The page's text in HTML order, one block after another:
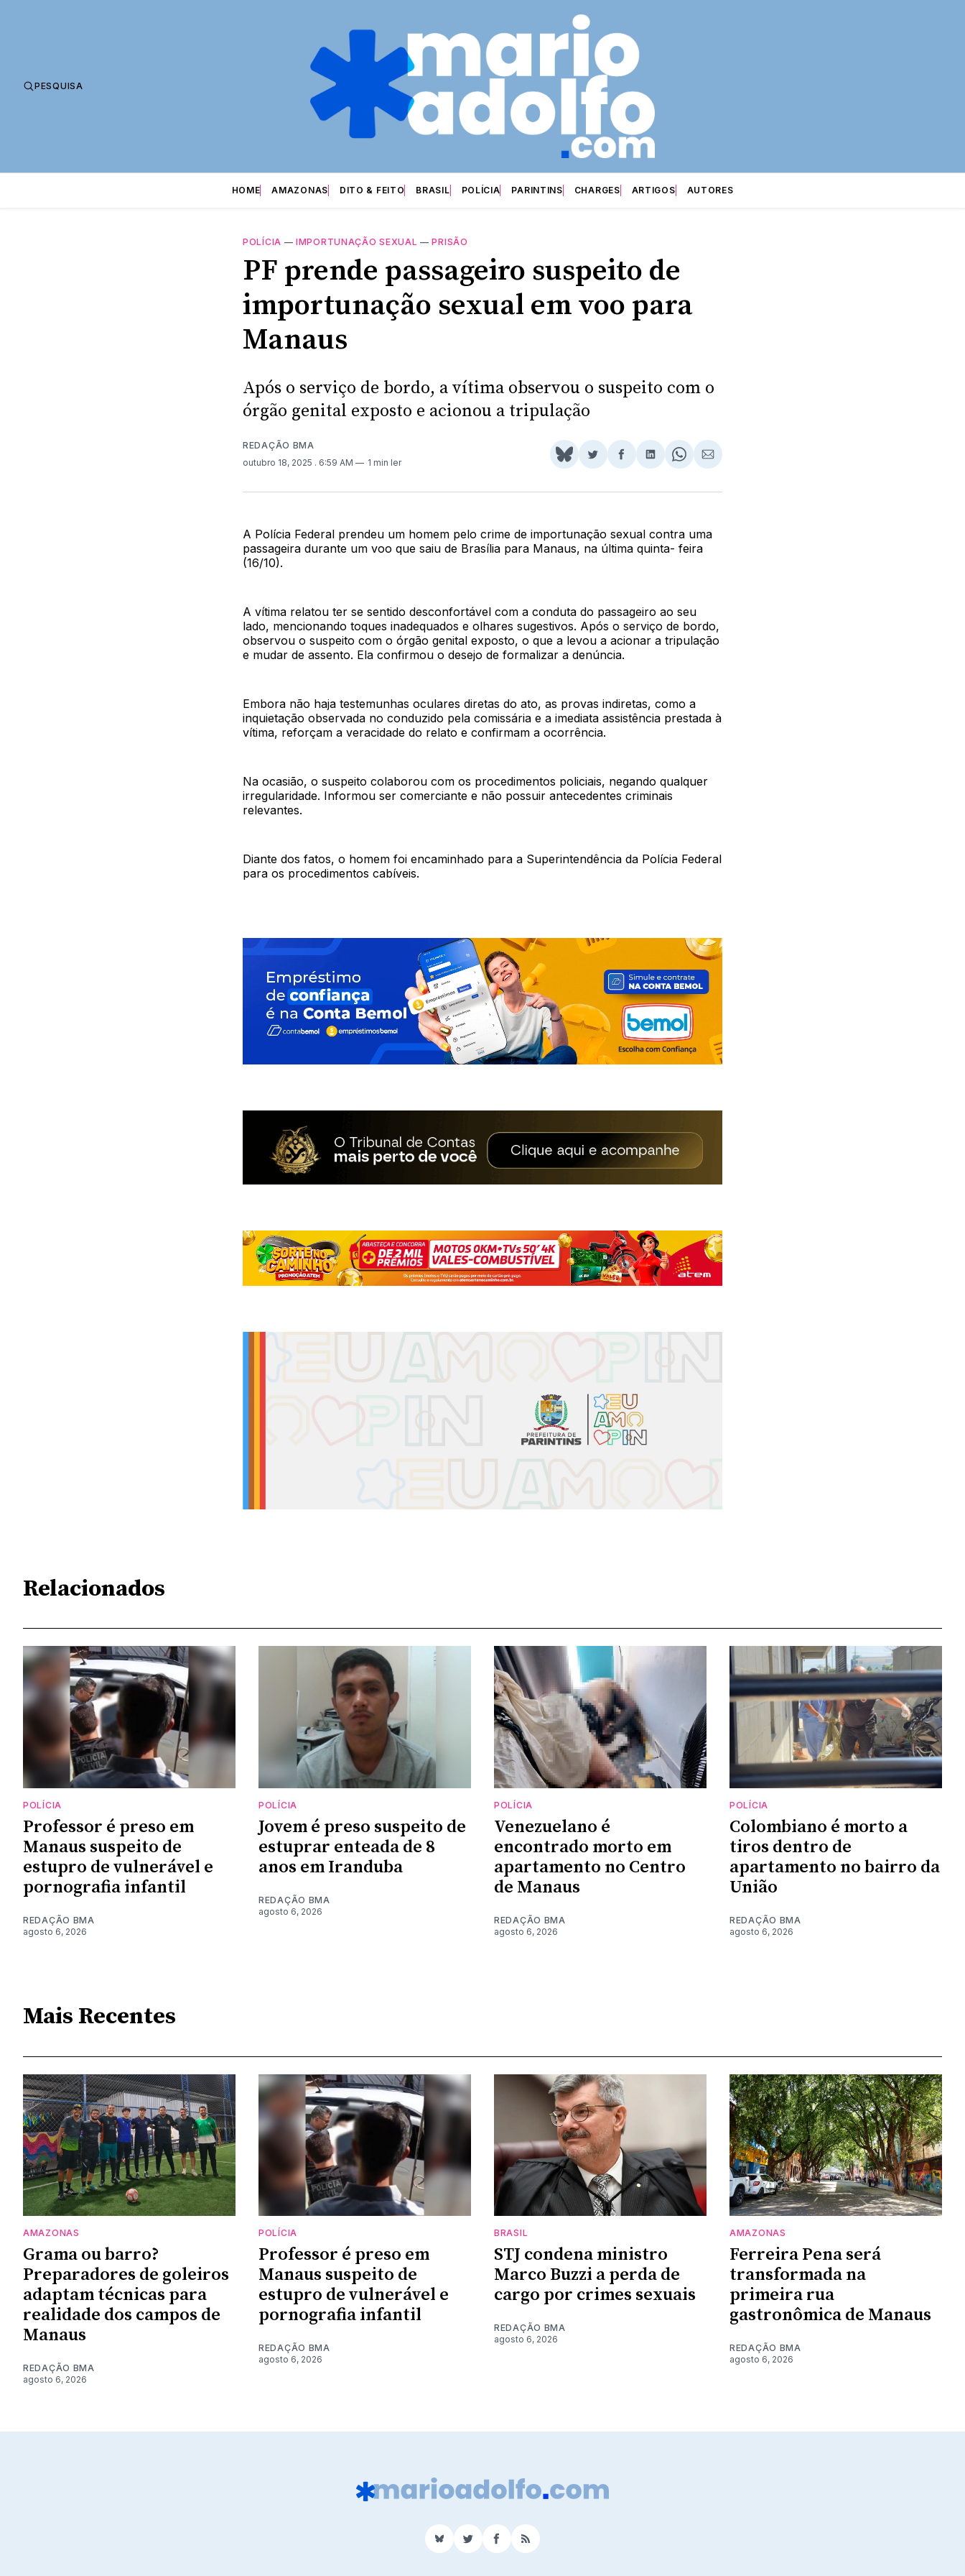
PESQUISA
HOME AMAZONAS DITO & FEITO BRASIL POLÍCIA PARINTINS CHARGES ARTIGOS AUTORES
POLÍCIA —IMPORTUNAÇÃO SEXUAL —PRISÃO
PF prende passageiro suspeito de
importunação sexual em voo para
Manaus
Após o serviço de bordo, a vítima observou o suspeito com o
órgão genital exposto e acionou a tripulação
REDAÇÃO BMA
outubro 18, 2025 . 6:59 AM 1 min ler
Share
BlueSky
Compartilhar
Twitter
Compartilhar
Facebook
Compartilhar
LinkedIn
Share
WhatsApp
Compartilhar
Email
A Polícia Federal prendeu um homem pelo crime de importunação sexual contra uma
passageira durante um voo que saiu de Brasília para Manaus, na última quinta- feira
(16/10).
A vítima relatou ter se sentido desconfortável com a conduta do passageiro ao seu
lado, mencionando toques inadequados e olhares sugestivos. Após o serviço de bordo,
observou o suspeito com o órgão genital exposto, o que a levou a acionar a tripulação
e mudar de assento. Ela confirmou o desejo de formalizar a denúncia.
Embora não haja testemunhas oculares diretas do ato, as provas indiretas, como a
inquietação observada no conduzido pela comissária e a imediata assistência prestada à
vítima, reforçam a veracidade do relato e confirmam a ocorrência.
Na ocasião, o suspeito colaborou com os procedimentos policiais, negando qualquer
irregularidade. Informou ser comerciante e não possuir antecedentes criminais
relevantes.
Diante dos fatos, o homem foi encaminhado para a Superintendência da Polícia Federal
para os procedimentos cabíveis.
Relacionados
POLÍCIA
Professor é preso em
Manaus suspeito de
estupro de vulnerável e
pornografia infantil
REDAÇÃO BMA
agosto 6, 2026
POLÍCIA
Jovem é preso suspeito de
estuprar enteada de 8
anos em Iranduba
REDAÇÃO BMA
agosto 6, 2026
POLÍCIA
Venezuelano é
encontrado morto em
apartamento no Centro
de Manaus
REDAÇÃO BMA
agosto 6, 2026
POLÍCIA
Colombiano é morto a
tiros dentro de
apartamento no bairro da
União
REDAÇÃO BMA
agosto 6, 2026
Mais Recentes
AMAZONAS
Grama ou barro?
Preparadores de goleiros
adaptam técnicas para
realidade dos campos de
Manaus
REDAÇÃO BMA
agosto 6, 2026
POLÍCIA
Professor é preso em
Manaus suspeito de
estupro de vulnerável e
pornografia infantil
REDAÇÃO BMA
agosto 6, 2026
BRASIL
STJ condena ministro
Marco Buzzi a perda de
cargo por crimes sexuais
REDAÇÃO BMA
agosto 6, 2026
AMAZONAS
Ferreira Pena será
transformada na
primeira rua
gastronômica de Manaus
REDAÇÃO BMA
agosto 6, 2026
BlueSkyTwitterFacebook
RSS